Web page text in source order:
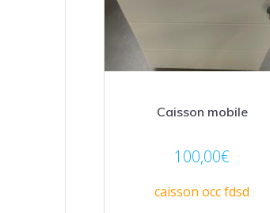
Caisson mobile
100,00€
caisson occ fdsd